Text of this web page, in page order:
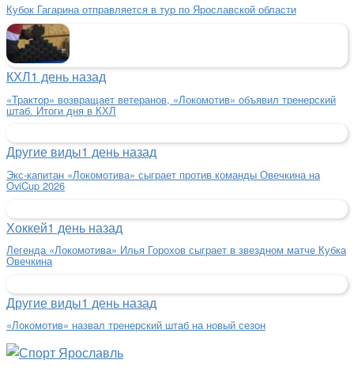
Кубок Гагарина отправляется в тур по Ярославской области
КХЛ1 день назад
«Трактор» возвращает ветеранов, «Локомотив» объявил тренерский
штаб. Итоги дня в КХЛ
Другие виды1 день назад
Экс-капитан «Локомотива» сыграет против команды Овечкина на
OviCup 2026
Хоккей1 день назад
Легенда «Локомотива» Илья Горохов сыграет в звездном матче Кубка
Овечкина
Другие виды1 день назад
«Локомотив» назвал тренерский штаб на новый сезон